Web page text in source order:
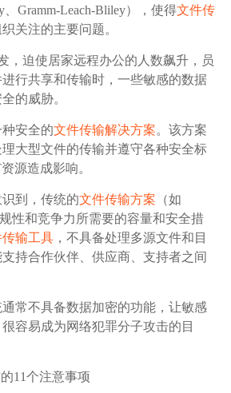
、Gramm-Leach-Bliley），使得文件传
关注的主要问题。
，迫使居家远程办公的人数飙升，员
行共享和传输时，一些敏感的数据
的威胁。
安全的文件传输解决方案。该方案
大型文件的传输并遵守各种安全标
源造成影响。
到，传统的文件传输方案 （如
性和竞争力所需要的容量和安全措
输工具，不具备处理多源文件和目
持合作伙伴、供应商、支持者之间
常不具备数据加密的功能，让敏感
容易成为网络犯罪分子攻击的目
11个注意事项